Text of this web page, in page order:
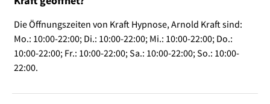
Die Öffnungszeiten von Kraft Hypnose, Arnold Kraft sind:
Mo.: 10:00-22:00; Di.: 10:00-22:00; Mi.: 10:00-22:00; Do.:
10:00-22:00; Fr.: 10:00-22:00; Sa.: 10:00-22:00; So.: 10:00-
22:00.